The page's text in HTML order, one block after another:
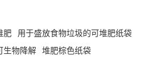
肥 用于盛放食物垃圾的可堆肥纸袋
生物降解 堆肥棕色纸袋